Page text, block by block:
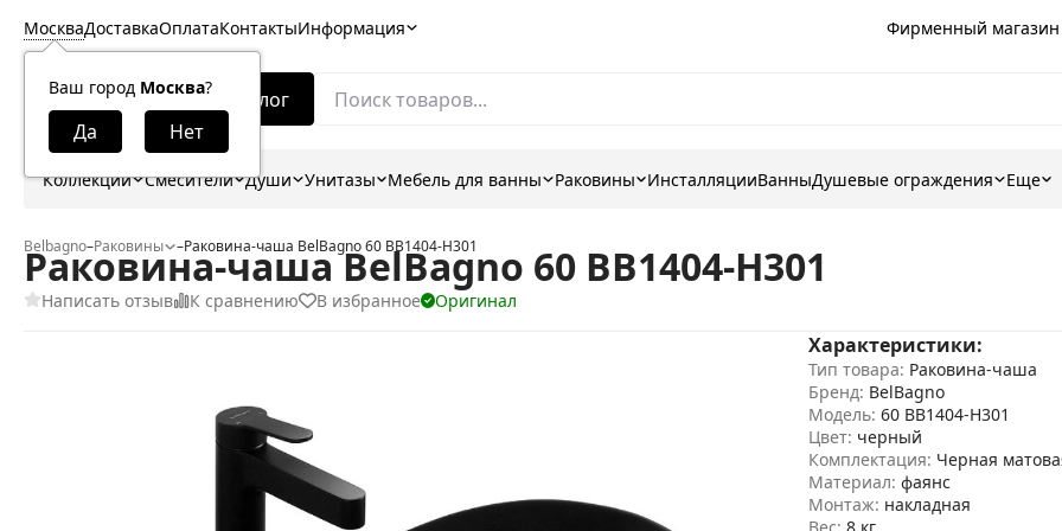
Москва
Ваш город Москва?
ДоставкаОплатаКонтактыИнформация Фирменный
Каталог
Коллекции Смесители Души Унитазы Мебель для ванны Раковины ИнсталляцииВанныДушевые ограждения Еще
Belbagno–Раковины –Раковина-чаша BelBagno 60 BB1404-H301
Раковина-чаша BelBagno 60 BB1404-H301
Написать отзыв К сравнению В избранное Оригинал
Характеристики:
Тип товара: Раковина-чаша
Бренд: BelBagno
Модель: 60 BB1404-H301
Цвет: черный
Комплектация: Черная
Материал: фаянс
Монтаж: накладная